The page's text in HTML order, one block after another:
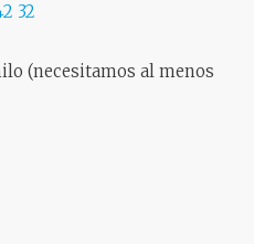
32
(necesitamos al menos